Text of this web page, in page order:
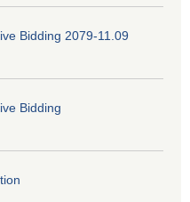
Bidding 2079-11.09
Bidding